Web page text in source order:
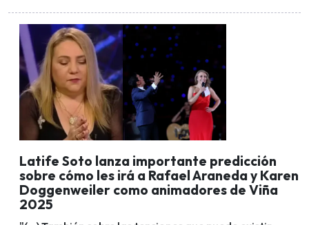
Latife Soto lanza importante predicción
sobre cómo les irá a Rafael Araneda y Karen
Doggenweiler como animadores de Viña
2025